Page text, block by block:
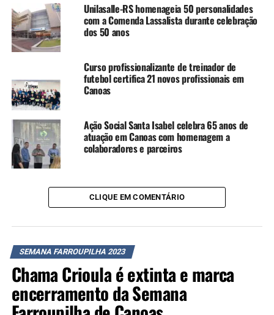
Sandro Coelho – Foto: Thiago Guimarães
Anoite de sexta-feira, 15,
honra às tradições na terceira noite da 29ª Semana
Farroupilha de Canoas. As atrações musicais ficaram por
conta da Banda Gurias Gaúchas, Fábio Duzac – Cardeal
Missioneiro e Grupo Oh de Casa, que movimentaram o
Unilasalle-RS homenageia 50 personalidades
com a Comenda Lassalista durante celebração
dos 50 anos
Curso profissionalizante de treinador de
futebol certifica 21 novos profissionais em
Canoas
Ação Social Santa Isabel celebra 65 anos de
atuação em Canoas com homenagem a
colaboradores e parceiros
CLIQUE EM COMENTÁRIO
SEMANA FARROUPILHA 2023
Chama Crioula é extinta e marca
encerramento da Semana